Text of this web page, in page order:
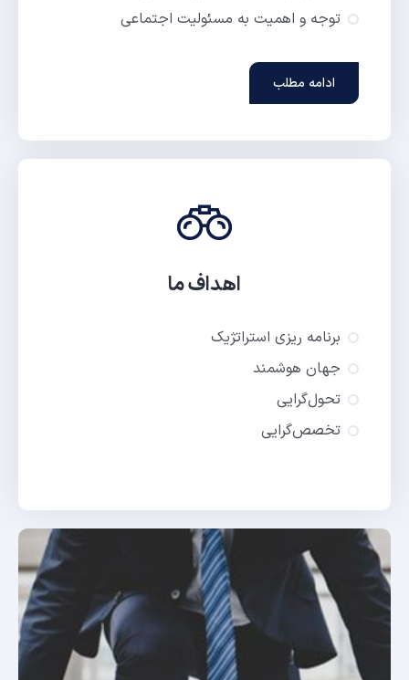
توجه و اهمیت به مسئولیت اجتماعی
ادامه مطلب
اهداف ما
برنامه ریزی استراتژیک
جهان هوشمند
تحول‌گرایی
تخصص‌گرایی